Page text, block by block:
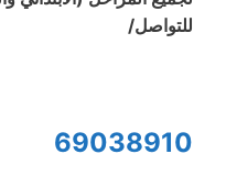
للتواصل/
69038910